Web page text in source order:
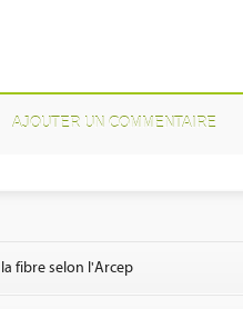
AJOUTER UN COMMENTAIRE
fibre selon l'Arcep